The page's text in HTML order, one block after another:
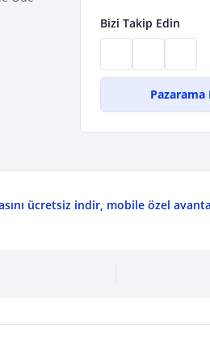
Bizi Takip Edin
Pazarama
ücretsiz indir, mobile özel